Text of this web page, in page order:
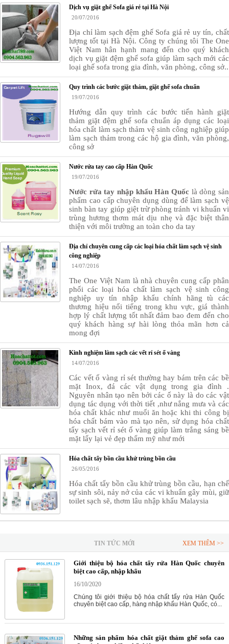
Dịch vụ giặt ghế Sofa giá rẻ tại Hà Nội
20/07/2016
Địa chỉ làm sạch đệm ghế Sofa giá rẻ uy tín, chất
lượng tốt tại Hà Nội. Công ty chúng tôi The One
Việt Nam hân hạnh mang đến cho quý khách
dịch vụ giặt đệm ghế sofa giúp làm sạch mới các
loại ghế sofa trong gia đình, văn phòng, công sở..
Quy trình các bước giặt thảm, giặt ghế sofa chuẩn
19/07/2016
Hướng dẫn quy trình các bước tiến hành giặt
thảm giặt đệm ghế sofa chuẩn áp dụng các loại
hóa chất làm sạch thảm vệ sinh công nghiệp giúp
làm sạch thảm trong các hộ gia đình, văn phòng,
công sở
Nước rửa tay cao cấp Hàn Quốc
19/07/2016
Nước rửa tay nhập khẩu Hàn Quốc là dòng sản
phẩm cao cấp chuyên dụng dùng để làm sạch vệ
sinh bàn tay giúp giệt trừ phòng tránh vi khuẩn vi
trùng hương thơm mát dịu nhẹ và đặc biệt thân
thiện với môi trường an toàn cho da tay
Địa chỉ chuyên cung cấp các loại hóa chất làm sạch vệ sinh
công nghiệp
14/07/2016
The One Việt Nam là nhà chuyên cung cấp phân
phối các loại hóa chất làm sạch vệ sinh công
nghiệp uy tín nhập khẩu chính hãng tù các
thương hiệu nổi tiếng trong khu vực, giá thành
hợp lý chất lượng tốt nhất đảm bao đem đến cho
quý khách hàng sự hài lòng thỏa mãn hơn cả
mong đợi
Kinh nghiệm làm sạch các vết rỉ sét ố vàng
14/07/2016
Các vết ố vàng rỉ sét thường hay bám trên các bề
mặt Inox, đá các vật dụng trong gia đình .
Nguyên nhân tạo nên bởi các ố này là do các vật
dụng tác dụng với thời tiết ,như nắng mưa và các
hóa chất khác như muối ăn hoặc khi thi công bị
hóa chất bám vào mà tạo nên, sử dụng hóa chất
tẩy sạch vết rỉ sét ố vàng giúp làm trắng sáng bề
mặt lấy lại vẻ đẹp thẩm mỹ như mới
Hóa chất tẩy bồn cầu khử trùng bồn cầu
26/05/2016
Hóa chất tẩy bồn cầu khử trùng bồn cầu, hạn chế
sự sinh sôi, nảy nở của các vi khuẩn gây mùi, giữ
toilet sạch sẽ, thơm lâu nhập khẩu Malaysia
TIN TỨC MỚI XEM THÊM >>
Giới thiệu bộ hóa chất tẩy rửa Hàn Quốc chuyên
biệt cao cấp, nhập khẩu
16/10/2020
Chúng tôi giới thiệu bộ hóa chất tẩy rửa Hàn Quốc
chuyên biệt cao cấp, hàng nhập khẩu Hàn Quốc, có...
Những sản phẩm hóa chất giặt thảm ghế sofa cao